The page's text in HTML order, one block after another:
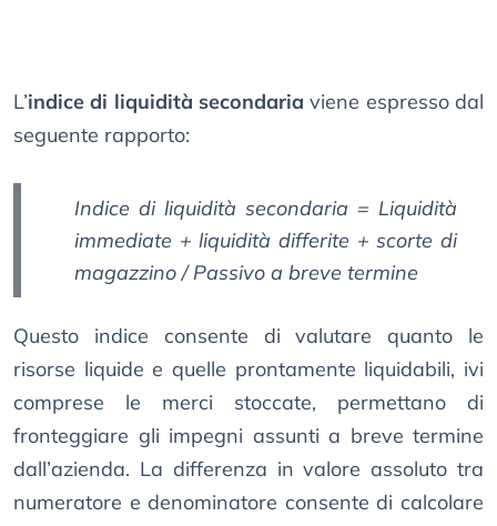
L’indice di liquidità secondaria viene espresso dal
seguente rapporto:
Indice di liquidità secondaria = Liquidità
immediate + liquidità differite + scorte di
magazzino / Passivo a breve termine
Questo indice consente di valutare quanto le
risorse liquide e quelle prontamente liquidabili, ivi
comprese le merci stoccate, permettano di
fronteggiare gli impegni assunti a breve termine
dall’azienda. La differenza in valore assoluto tra
numeratore e denominatore consente di calcolare